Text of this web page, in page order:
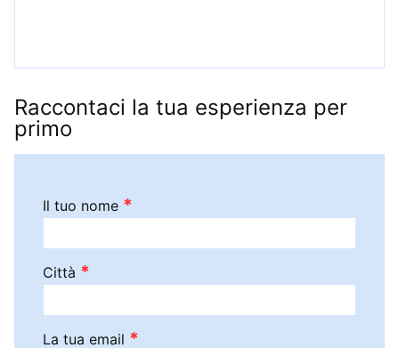
Raccontaci la tua esperienza per
primo
Il tuo nome *
Città *
La tua email *